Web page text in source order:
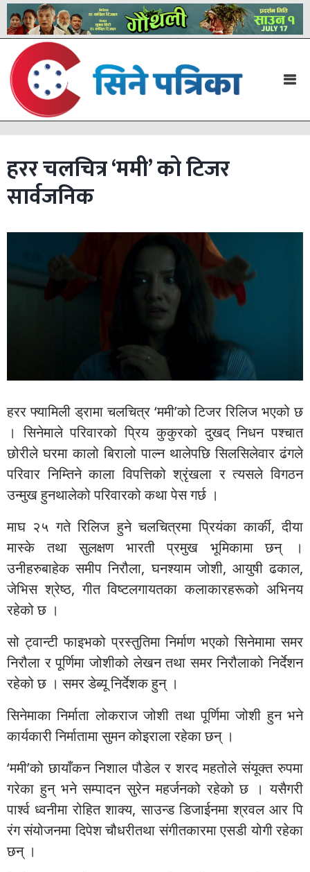
हरर चलचित्र ‘ममी’ को टिजर
सार्वजनिक
हरर फ्यामिली ड्रामा चलचित्र ‘ममी’को टिजर रिलिज भएको छ
। सिनेमाले परिवारको प्रिय कुकुरको दुखद् निधन पश्चात
छोरीले घरमा कालो बिरालो पाल्न थालेपछि सिलसिलेवार ढंगले
परिवार निम्तिने काला विपत्तिको श्रृंखला र त्यसले विगठन
उन्मुख हुनथालेको परिवारको कथा पेस गर्छ ।
माघ २५ गते रिलिज हुने चलचित्रमा प्रियंका कार्की, दीया
मास्के तथा सुलक्षण भारती प्रमुख भूमिकामा छन् ।
उनीहरुबाहेक समीप निरौला, घनश्याम जोशी, आयुषी ढकाल,
जेभिस श्रेष्ठ, गीत विष्टलगायतका कलाकारहरूको अभिनय
रहेको छ ।
सो ट्वान्टी फाइभको प्रस्तुतिमा निर्माण भएको सिनेमामा समर
निरौला र पूर्णिमा जोशीको लेखन तथा समर निरौलाको निर्देशन
रहेको छ । समर डेब्यू निर्देशक हुन् ।
सिनेमाका निर्माता लोकराज जोशी तथा पूर्णिमा जोशी हुन भने
कार्यकारी निर्मातामा सुमन कोइराला रहेका छन् ।
‘ममी’को छायाँकन निशाल पौडेल र शरद महतोले संयूक्त रुपमा
गरेका हुन् भने सम्पादन सुरेन महर्जनको रहेको छ । यसैगरी
पार्श्व ध्वनीमा रोहित शाक्य, साउन्ड डिजाईनमा श्रवल आर पि
रंग संयोजनमा दिपेश चौधरीतथा संगीतकारमा एसडी योगी रहेका
छन् ।